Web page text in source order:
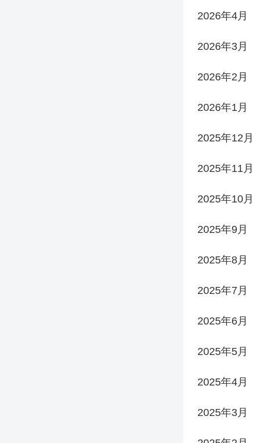
2026年4月
2026年3月
2026年2月
2026年1月
2025年12月
2025年11月
2025年10月
2025年9月
2025年8月
2025年7月
2025年6月
2025年5月
2025年4月
2025年3月